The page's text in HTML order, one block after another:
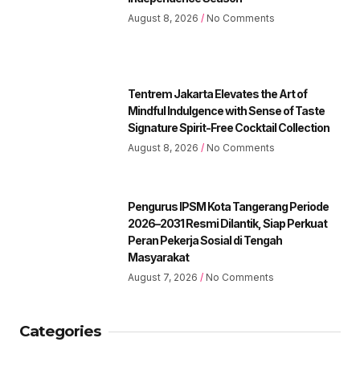
August 8, 2026 No Comments
Tentrem Jakarta Elevates the Art of
Mindful Indulgence with Sense of Taste
Signature Spirit-Free Cocktail Collection
August 8, 2026 No Comments
Pengurus IPSM Kota Tangerang Periode
2026–2031 Resmi Dilantik, Siap Perkuat
Peran Pekerja Sosial di Tengah
Masyarakat
August 7, 2026 No Comments
Categories